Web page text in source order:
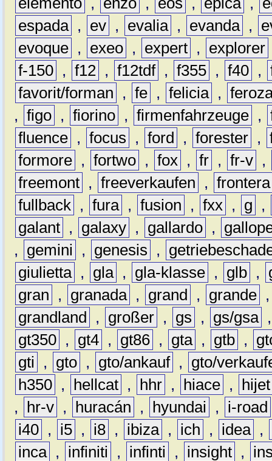
espada , ev , evalia , evanda ,
evoque , exeo , expert , explorer
f-150 , f12 , f12tdf , f355 , f40 ,
favorit/forman
, fe , felicia ,
, figo , fiorino , firmenfahrzeuge ,
fluence , focus , ford , forester ,
formore , fortwo , fox , fr , fr-v ,
freemont , freeverkaufen , frontera
fullback , fura , fusion , fxx , g
,
galant , galaxy , gallardo ,
,
gemini , genesis ,
giulietta , gla , gla-klasse , glb ,
gran
, granada , grand , grande
grandland
, großer , gs , gs/gsa
gt350 , gt4 , gt86 , gta , gtb ,
gti
, gto , gto/ankauf ,
gto/
h350 , hellcat , hhr , hiace ,
hijet
,
hr-v , huracán , hyundai ,
i-road
i40 , i5 , i8 , ibiza , ich , idea ,
inca , infiniti , infinti , insight ,